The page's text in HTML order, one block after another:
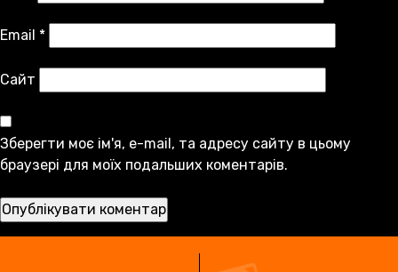
Email *
Сайт
Зберегти моє ім'я, e-mail, та адресу сайту в цьому
браузері для моїх подальших коментарів.